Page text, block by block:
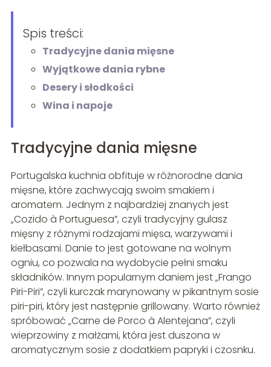
Spis treści:
Tradycyjne dania mięsne
Wyjątkowe dania rybne
Desery i słodkości
Wina i napoje
Tradycyjne dania mięsne
Portugalska kuchnia obfituje w różnorodne dania
mięsne, które zachwycają swoim smakiem i
aromatem. Jednym z najbardziej znanych jest
„Cozido à Portuguesa”, czyli tradycyjny gulasz
mięsny z różnymi rodzajami mięsa, warzywami i
kiełbasami. Danie to jest gotowane na wolnym
ogniu, co pozwala na wydobycie pełni smaku
składników. Innym popularnym daniem jest „Frango
Piri-Piri”, czyli kurczak marynowany w pikantnym sosie
piri-piri, który jest następnie grillowany. Warto również
spróbować „Carne de Porco à Alentejana”, czyli
wieprzowiny z małżami, która jest duszona w
aromatycznym sosie z dodatkiem papryki i czosnku.